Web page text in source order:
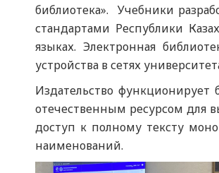
библиотека». Учебники
стандартами Республики
языках. Электронная
устройства в сетях
Издательство функционирует
отечественным ресурсом для
доступ к полному тексту
наименований.